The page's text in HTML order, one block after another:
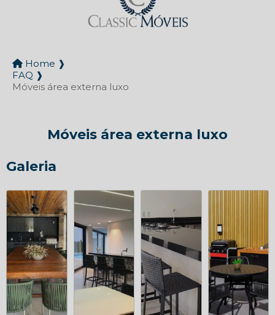
Home ❱
FAQ ❱
Móveis área externa luxo
Móveis área externa luxo
Galeria